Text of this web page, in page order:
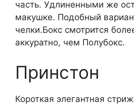
часть. Удлиненными же
макушке. Подобный
челки.Бокс смотрится
аккуратно, чем Полубокс.
Принстон
Короткая элегантная